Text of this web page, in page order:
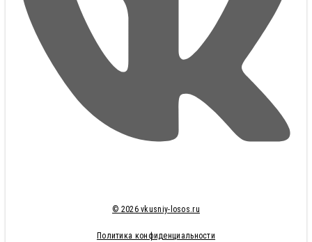
© 2026 vkusniy-losos.ru
Политика конфиденциальности